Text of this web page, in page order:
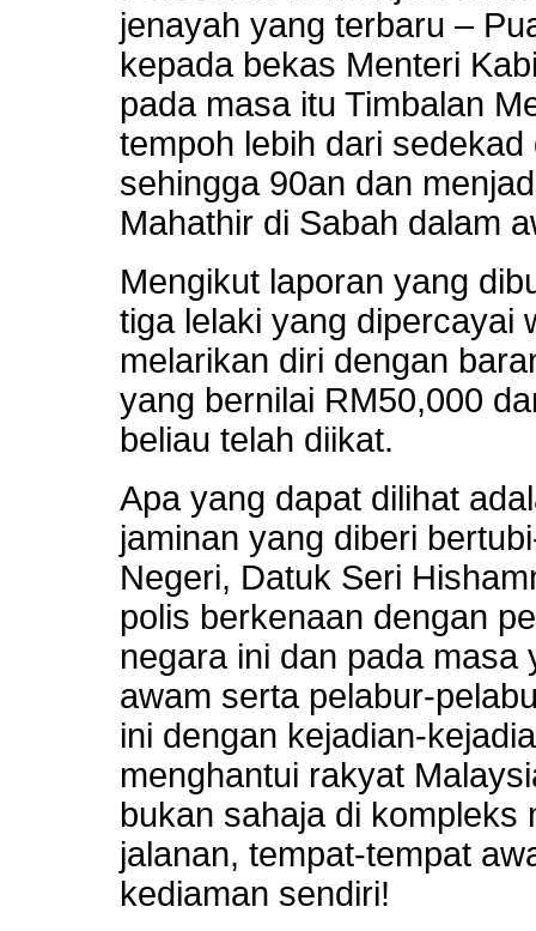
jenayah yang terbaru –
kepada bekas Menteri
pada masa itu Timbalan
tempoh lebih dari
sehingga 90an dan
Mahathir di Sabah dalam
Mengikut laporan yang
tiga lelaki yang dipercayai
melarikan diri dengan
yang bernilai RM50,000
beliau telah diikat.
Apa yang dapat dilihat
jaminan yang diberi
Negeri, Datuk Seri
polis berkenaan dengan
negara ini dan pada
awam serta pelabur-
ini dengan kejadian-
menghantui rakyat
bukan sahaja di kompleks
jalanan, tempat-tempat
kediaman sendiri!